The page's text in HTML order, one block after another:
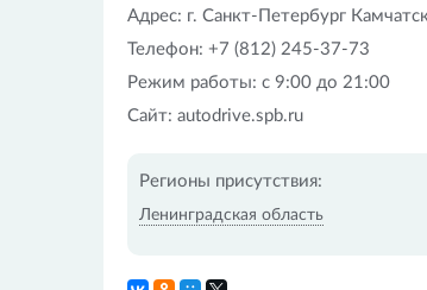
Адрес: г. Санкт-Петербург
Телефон: +7 (812) 245-37-73
Режим работы: с 9:00 до 21:00
Сайт: autodrive.spb.ru
Регионы присутствия:
Ленинградская область